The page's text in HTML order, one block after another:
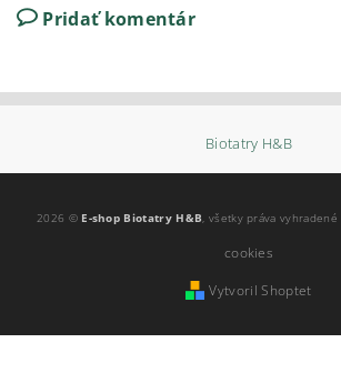
Pridať komentár
Biotatry H&B
2026 © E-shop Biotatry H&B , všetky práva vyhradené
cookies
Vytvoril Shoptet